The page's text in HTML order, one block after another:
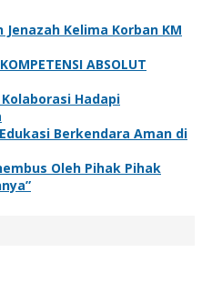
Jenazah Kelima Korban KM
ABSOLUT
Hadapi
Berkendara Aman di
Oleh Pihak Pihak